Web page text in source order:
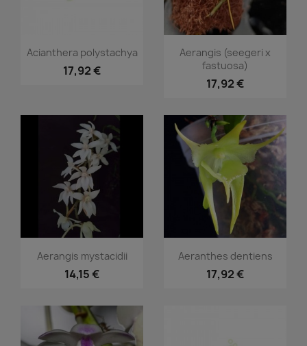
Vorschau
Acianthera polystachya
17,92 €
Vorschau
Aerangis (seegeri x
fastuosa)
17,92 €
Vorschau
Aerangis mystacidii
14,15 €
Vorschau
Aeranthes dentiens
17,92 €